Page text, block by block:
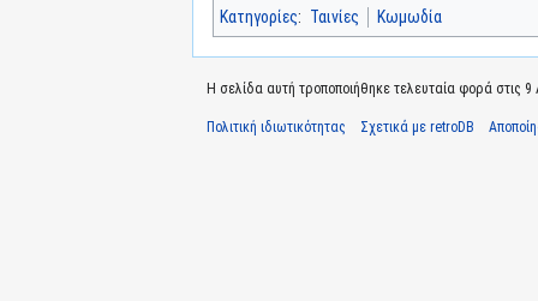
Κατηγορίες: Ταινίες Κωμωδία
Η σελίδα αυτή τροποποιήθηκε τελευταία φορά στις 9
Πολιτική ιδιωτικότητας Σχετικά με retroDB